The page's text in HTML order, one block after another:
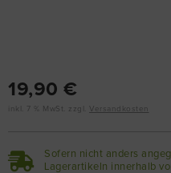
19,90 €
inkl. 7 % MwSt. zzgl. Versandkosten
Sofern nicht anders
Lagerartikeln innerhalb